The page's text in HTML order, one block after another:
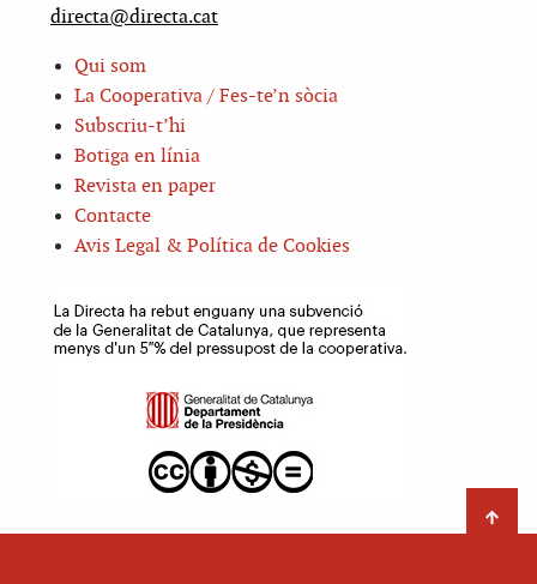
directa@directa.cat
Qui som
La Cooperativa / Fes-te’n sòcia
Subscriu-t’hi
Botiga en línia
Revista en paper
Contacte
Avis Legal & Política de Cookies